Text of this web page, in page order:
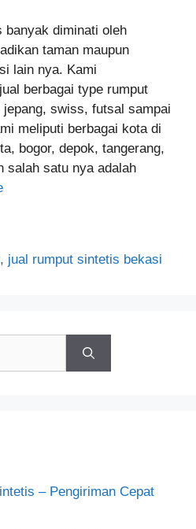
banyak diminati oleh
taman maupun
lain nya. Kami
berbagai type rumput
swiss, futsal sampai
meliputi berbagai kota di
bogor, depok, tangerang,
salah satu nya adalah
, jual rumput sintetis bekasi
– Pengiriman Cepat